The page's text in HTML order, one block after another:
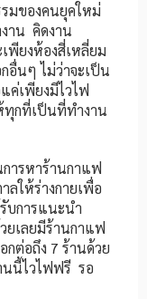
มของคนยุคใหม่
าน คิดงาน
พียงห้องสี่เหลี่ยม
อื่นๆ ไม่ว่าจะเป็น
ค่เพียงมีไวไฟ
ทุกที่เป็นที่ทำงาน
ารหาร้านกาแฟ
ลให้ร่างกายเพื่อ
บการแนะนำ
ยเลยมีร้านกาแฟ
กต่อถึง 7 ร้านด้วย
นนี้ไวไฟฟรี รอ